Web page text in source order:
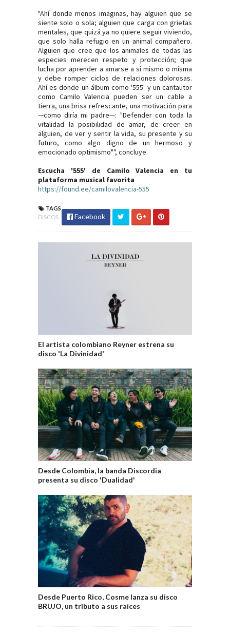
"Ahí donde menos imaginas, hay alguien que se
siente solo o sola; alguien que carga con grietas
mentales, que quizá ya no quiere seguir viviendo,
que solo halla refugio en un animal compañero.
Alguien que cree que los animales de todas las
especies merecen respeto y protección; que
lucha por aprender a amarse a sí mismo o misma
y debe romper ciclos de relaciones dolorosas.
Ahí es donde un álbum como '555' y un cantautor
como Camilo Valencia pueden ser un cable a
tierra, una brisa refrescante, una motivación para
—como diría mi padre—: "Defender con toda la
vitalidad la posibilidad de amar, de creer en
alguien, de ver y sentir la vida, su presente y su
futuro, como algo digno de un hermoso y
emocionado optimismo"", concluye.
Escucha '555' de Camilo Valencia en tu
plataforma musical favorita
https://found.ee/camilovalencia-555
TAGS
DISCOS
Facebook
El artista colombiano Reyner estrena su
disco 'La Divinidad'
Desde Colombia, la banda Discordia
presenta su disco 'Dualidad'
Desde Puerto Rico, Cosme lanza su disco
BRUJO, un tributo a sus raíces